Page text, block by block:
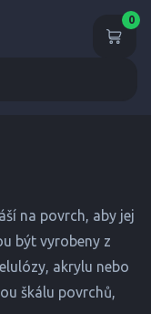
0
na povrch, aby jej
být vyrobeny z
akrylu nebo
škálu povrchů,